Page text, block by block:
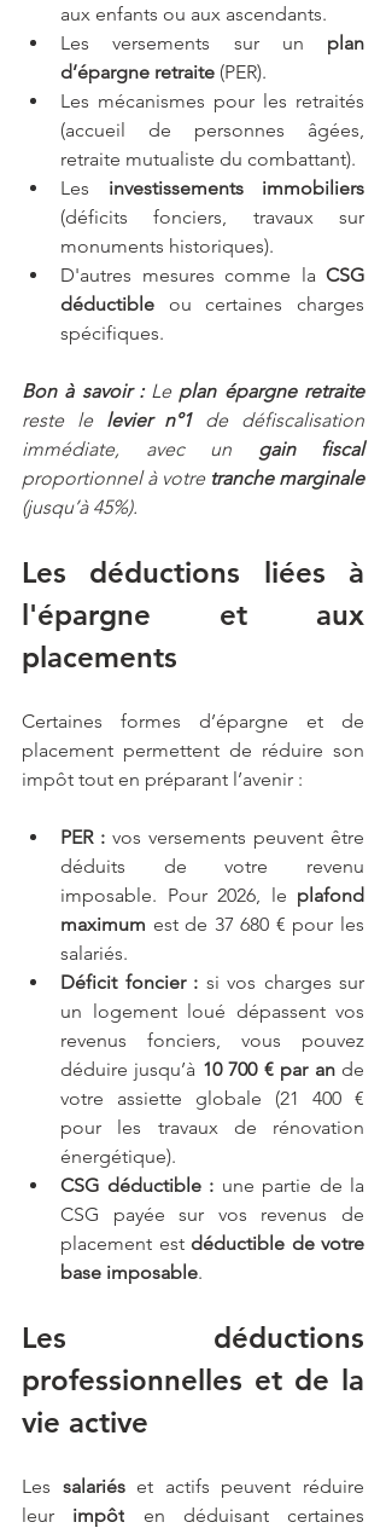
aux enfants ou aux ascendants.
Les versements sur un plan
d’épargne retraite (PER).
Les mécanismes pour les retraités
(accueil de personnes âgées,
retraite mutualiste du combattant).
Les investissements immobiliers
(déficits fonciers, travaux sur
monuments historiques).
D'autres mesures comme la CSG
déductible ou certaines charges
spécifiques.
Bon à savoir : Le plan épargne retraite
reste le levier n°1 de défiscalisation
immédiate, avec un gain fiscal
proportionnel à votre tranche marginale
(jusqu’à 45%).
Les déductions liées à
l'épargne et aux
placements
placement permettent de réduire son
impôt tout en préparant l’avenir :
PER : vos versements peuvent être
déduits de votre revenu
imposable. Pour 2026, le plafond
maximum est de 37 680 € pour les
salariés.
Déficit foncier : si vos charges sur
un logement loué dépassent vos
revenus fonciers, vous pouvez
déduire jusqu’à 10 700 € par an de
votre assiette globale (21 400 €
pour les travaux de rénovation
énergétique).
CSG déductible : une partie de la
CSG payée sur vos revenus de
placement est déductible de votre
base imposable.
Les déductions
professionnelles et de la
vie active
Les salariés et actifs peuvent réduire
leur impôt